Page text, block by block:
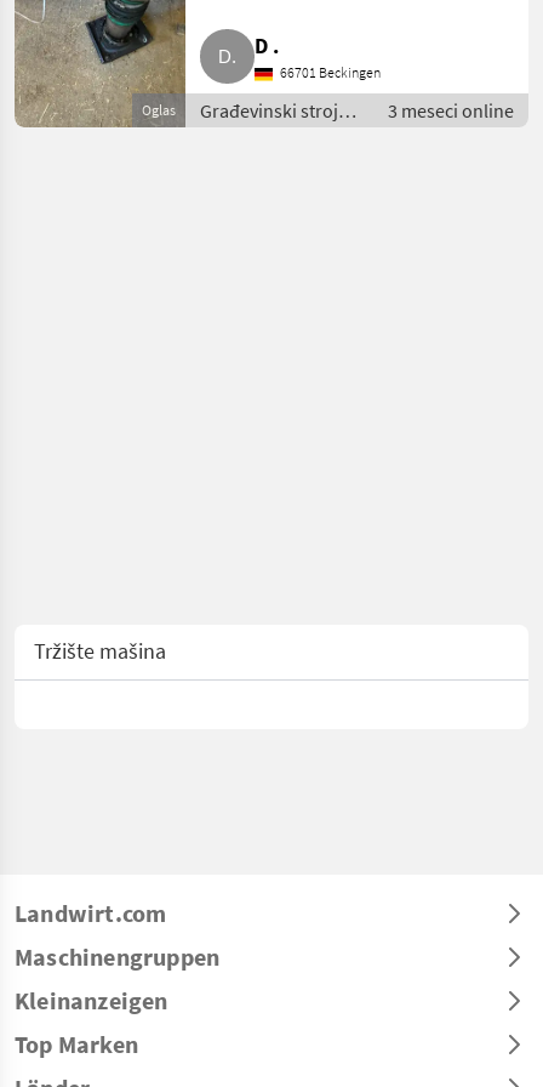
Oglas
D .
66701 Beckingen
Građevinski strojevi
/ Mali građevinski
3 meseci online
Tržište mašina
Landwirt.com
Maschinengruppen
Kleinanzeigen
Top Marken